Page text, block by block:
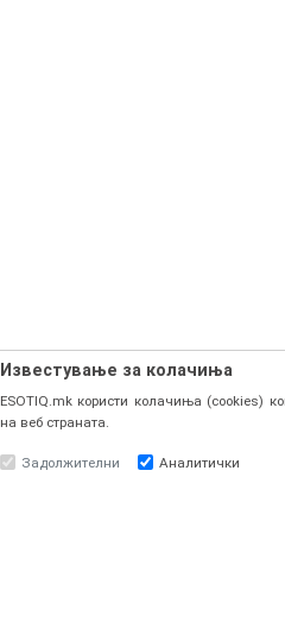
Известување за колачиња
ESOTIQ.mk користи колачиња (cookies)
на веб страната.
Задолжителни Аналитички